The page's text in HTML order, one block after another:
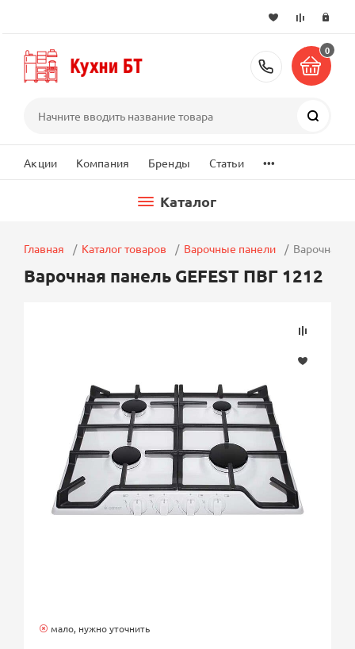
+7 (495)
0
Акции Компания Бренды Статьи ...
Каталог
Главная Каталог товаров Варочные панели Варочная
Варочная панель GEFEST ПВГ 1212
мало, нужно уточнить